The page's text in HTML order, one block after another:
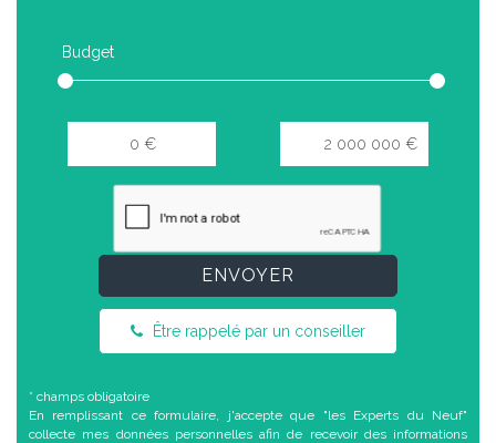
Budget
ENVOYER
Être rappelé par un conseiller
* champs obligatoire
En remplissant ce formulaire, j'accepte que "les Experts du Neuf"
collecte mes données personnelles afin de recevoir des informations